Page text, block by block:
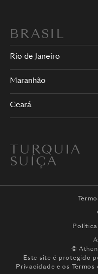
BRASIL
Rio de Janeiro
Maranhão
Ceará
TURQUIA
SUÍÇA
©
Este site é protegido
Privacidade e os